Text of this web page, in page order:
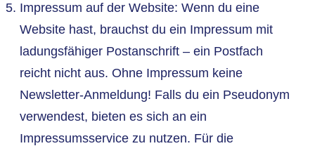
Impressum auf der Website: Wenn du eine
Website hast, brauchst du ein Impressum mit
ladungsfähiger Postanschrift – ein Postfach
reicht nicht aus. Ohne Impressum keine
Newsletter-Anmeldung! Falls du ein Pseudonym
verwendest, bieten es sich an ein
Impressumsservice zu nutzen. Für die